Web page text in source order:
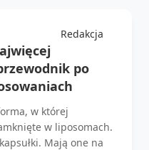
Redakcja
po
w której
w liposomach.
Mają one na